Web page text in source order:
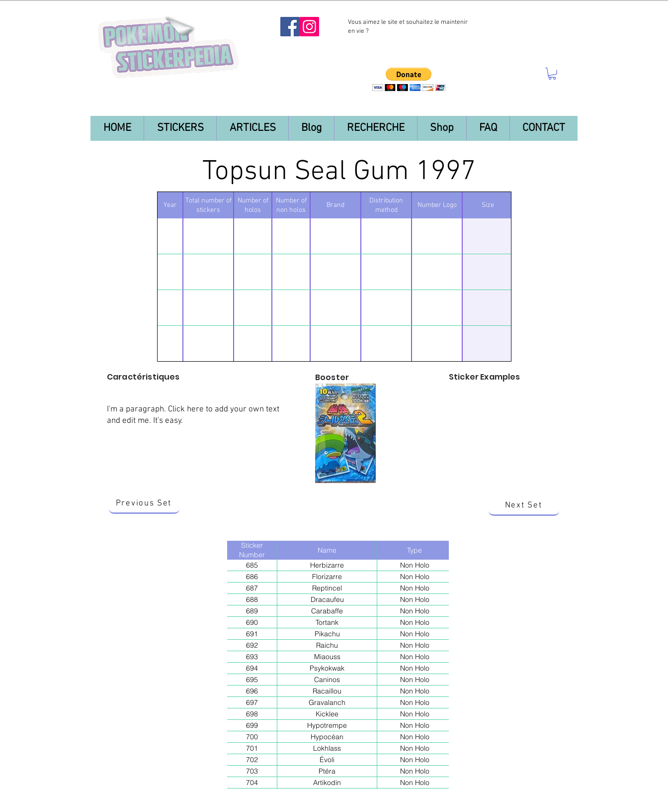
Vous aimez le site et souhaitez le maintenir
en vie ?
HOME STICKERS ARTICLES Blog RECHERCHE Shop FAQ CONTACT
Topsun Seal Gum 1997
Year
Total number of
stickers
Number of
holos
Number of
non holos
Brand
Distribution
method
Number Logo Size
Caractéristiques
I'm a paragraph. Click here to add your own text
and edit me. It's easy.
Booster Sticker Examples
Previous Set Next Set
Sticker
Number
Name
Type
685
Herbizarre
Non Holo
686
Florizarre
Non Holo
687
Reptincel
Non Holo
688
Dracaufeu
Non Holo
689
Carabaffe
Non Holo
690
Tortank
Non Holo
691
Pikachu
Non Holo
692
Raichu
Non Holo
693
Miaouss
Non Holo
694
Psykokwak
Non Holo
695
Caninos
Non Holo
696
Racaillou
Non Holo
697
Gravalanch
Non Holo
698
Kicklee
Non Holo
699
Hypotrempe
Non Holo
700
Hypocéan
Non Holo
701
Lokhlass
Non Holo
702
Évoli
Non Holo
703
Ptéra
Non Holo
704
Artikodin
Non Holo